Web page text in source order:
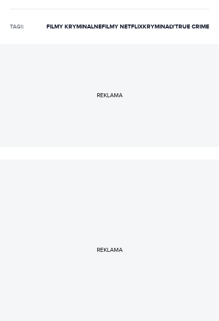
nabałaganić w słowach. Zakochana w Norwegii, dobrej,
TAGI: FILMY KRYMINALNEFILMY NETFLIXKRYMINAŁYTRUE CRIME
REKLAMA
REKLAMA